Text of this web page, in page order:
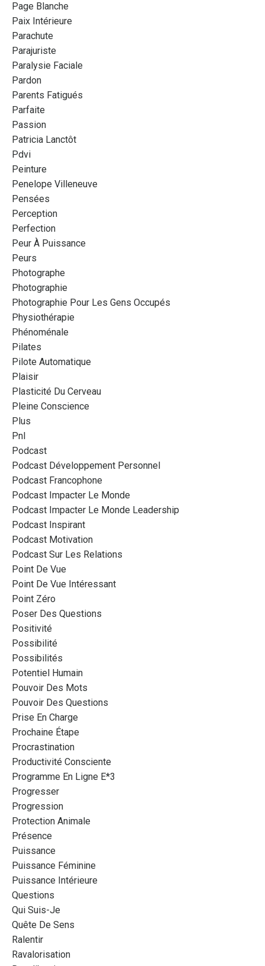
Page Blanche
Paix Intérieure
Parachute
Parajuriste
Paralysie Faciale
Pardon
Parents Fatigués
Parfaite
Passion
Patricia Lanctôt
Pdvi
Peinture
Penelope Villeneuve
Pensées
Perception
Perfection
Peur À Puissance
Peurs
Photographe
Photographie
Photographie Pour Les Gens Occupés
Physiothérapie
Phénoménale
Pilates
Pilote Automatique
Plaisir
Plasticité Du Cerveau
Pleine Conscience
Plus
Pnl
Podcast
Podcast Développement Personnel
Podcast Francophone
Podcast Impacter Le Monde
Podcast Impacter Le Monde Leadership
Podcast Inspirant
Podcast Motivation
Podcast Sur Les Relations
Point De Vue
Point De Vue Intéressant
Point Zéro
Poser Des Questions
Positivité
Possibilité
Possibilités
Potentiel Humain
Pouvoir Des Mots
Pouvoir Des Questions
Prise En Charge
Prochaine Étape
Procrastination
Productivité Consciente
Programme En Ligne E*3
Progresser
Progression
Protection Animale
Présence
Puissance
Puissance Féminine
Puissance Intérieure
Questions
Qui Suis-Je
Quête De Sens
Ralentir
Ravalorisation